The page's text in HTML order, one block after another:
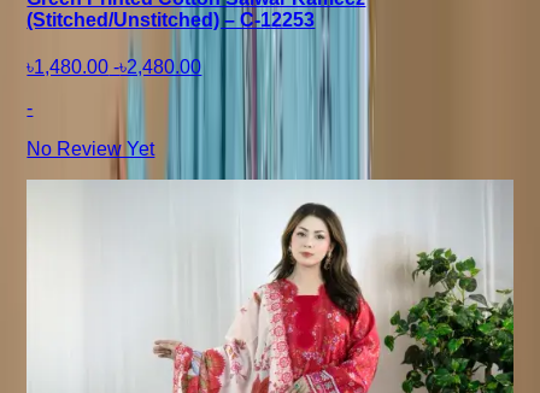
(Stitched/Unstitched) – C-12253
৳1,480.00 -৳2,480.00
-
No Review Yet